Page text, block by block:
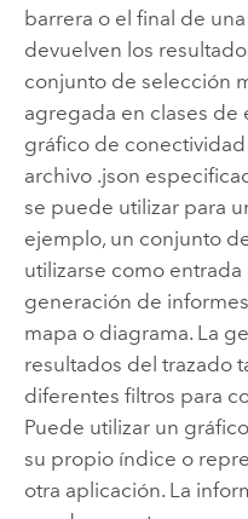
barrera o el final de
devuelven los
conjunto de selección
agregada en clases
gráfico de
archivo .json
se puede utilizar para
ejemplo, un conjunto
utilizarse como
generación de
mapa o diagrama. La
resultados del trazado
diferentes filtros para
Puede utilizar un
su propio índice o
otra aplicación. La